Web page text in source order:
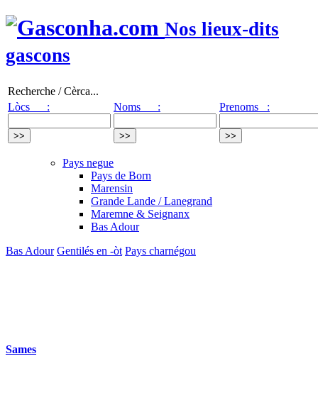
Nos lieux-dits
gascons
Recherche / Cèrca...
Lòcs :
Noms : Prenoms :
Pays negue
Pays de Born
Marensin
Grande Lande / Lanegrand
Maremne & Seignanx
Bas Adour
Bas Adour Gentilés en -òt Pays charnégou
Sames